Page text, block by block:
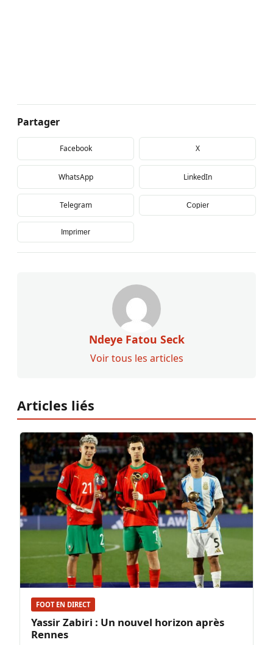
Partager
Facebook X
WhatsApp LinkedIn
Telegram Copier
Imprimer
Ndeye Fatou Seck
Voir tous les articles
Articles liés
FOOT EN DIRECT
Yassir Zabiri : Un nouvel horizon après
Rennes